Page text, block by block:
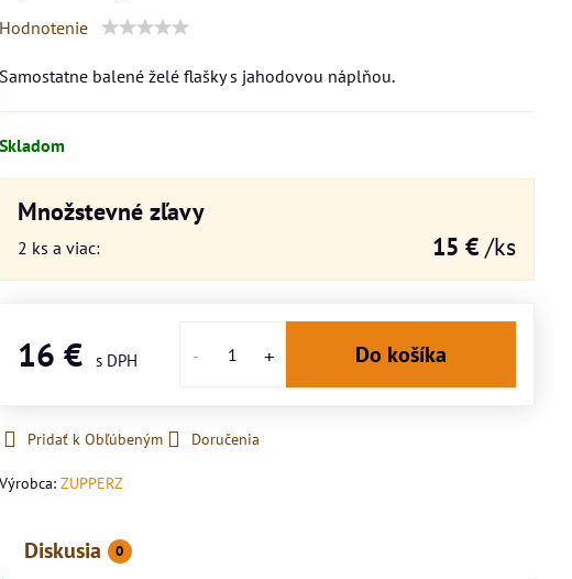
Hodnotenie
Samostatne balené želé flašky s jahodovou náplňou.
Skladom
Množstevné zľavy
2 ks a viac: 15 € /ks
16 € Do košíka
Pridať k Obľúbeným Doručenia
Výrobca:ZUPPERZ
Diskusia 0